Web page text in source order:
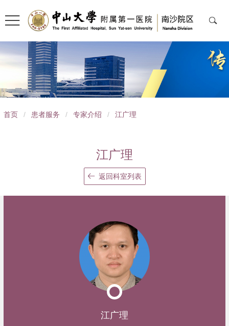
导
首页 / 患者服务 / 专家介绍 / 江广理
江广理
返回科室列表
江广理